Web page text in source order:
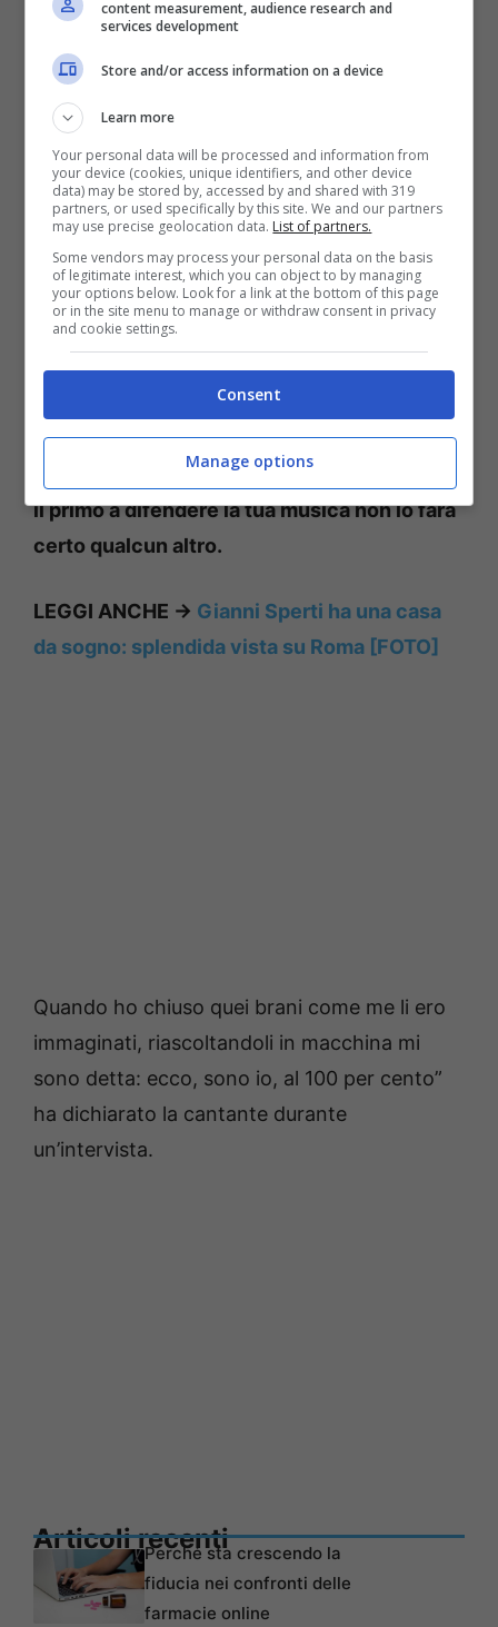
Non molti sono a conoscenza del fatto che la
cantante tentò di entrar a far parte della
scuola diAmici, ma la prima selezione andò
male. Il rifiuto non la fermò, Gaia infatti ci
riprovò senza pensarci troppo:“Non ero
troppo sicura delle mie canzoni e se non sei
il primo a difendere la tua musica non lo farà
certo qualcun altro.
LEGGI ANCHE -> Gianni Sperti ha una casa
da sogno: splendida vista su Roma [FOTO]
Quando ho chiuso quei brani come me li ero
immaginati, riascoltandoli in macchina mi
sono detta: ecco, sono io, al 100 per cento”
ha dichiarato la cantante durante
un’intervista.
Articoli recentiPerché sta crescendo la
fiducia nei confronti delle
farmacie online
content measurement, audience research and
services development
Store and/or access information on a device
Learn more
Your personal data will be processed and information from
your device (cookies, unique identifiers, and other device
data) may be stored by, accessed by and shared with 319
partners, or used specifically by this site. We and our partners
may use precise geolocation data. List of partners.
Some vendors may process your personal data on the basis
of legitimate interest, which you can object to by managing
your options below. Look for a link at the bottom of this page
or in the site menu to manage or withdraw consent in privacy
and cookie settings.
Consent
Manage options